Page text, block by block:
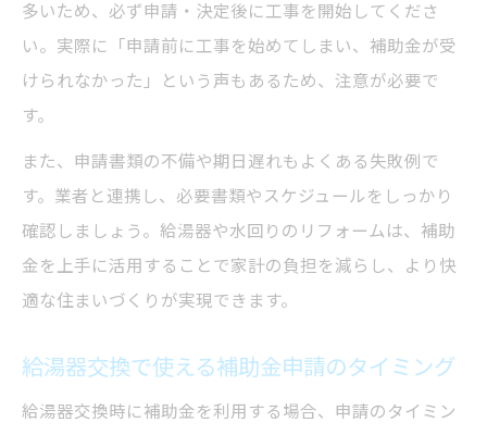
多いため、必ず申請・決定後に工事を開始してくださ
い。実際に「申請前に工事を始めてしまい、補助金が受
けられなかった」という声もあるため、注意が必要で
す。
また、申請書類の不備や期日遅れもよくある失敗例で
す。業者と連携し、必要書類やスケジュールをしっかり
確認しましょう。給湯器や水回りのリフォームは、補助
金を上手に活用することで家計の負担を減らし、より快
適な住まいづくりが実現できます。
給湯器交換で使える補助金申請のタイミング
給湯器交換時に補助金を利用する場合、申請のタイミン